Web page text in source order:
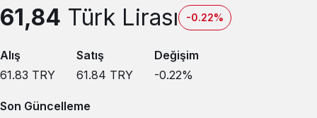
61,84 Türk Lirası -0.22%
Alış
61.83 TRY
Satış
61.84 TRY
Değişim
-0.22%
Son Güncelleme